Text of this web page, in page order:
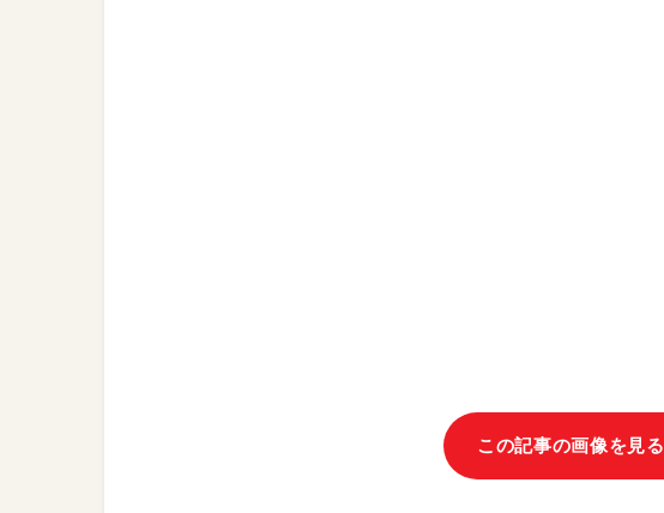
この記事の画像を見る